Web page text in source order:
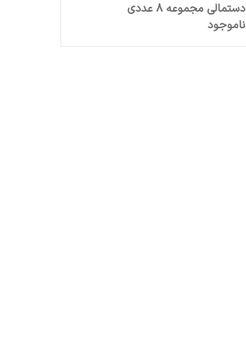
دستمالی مجموعه 8 عددی
ناموجود